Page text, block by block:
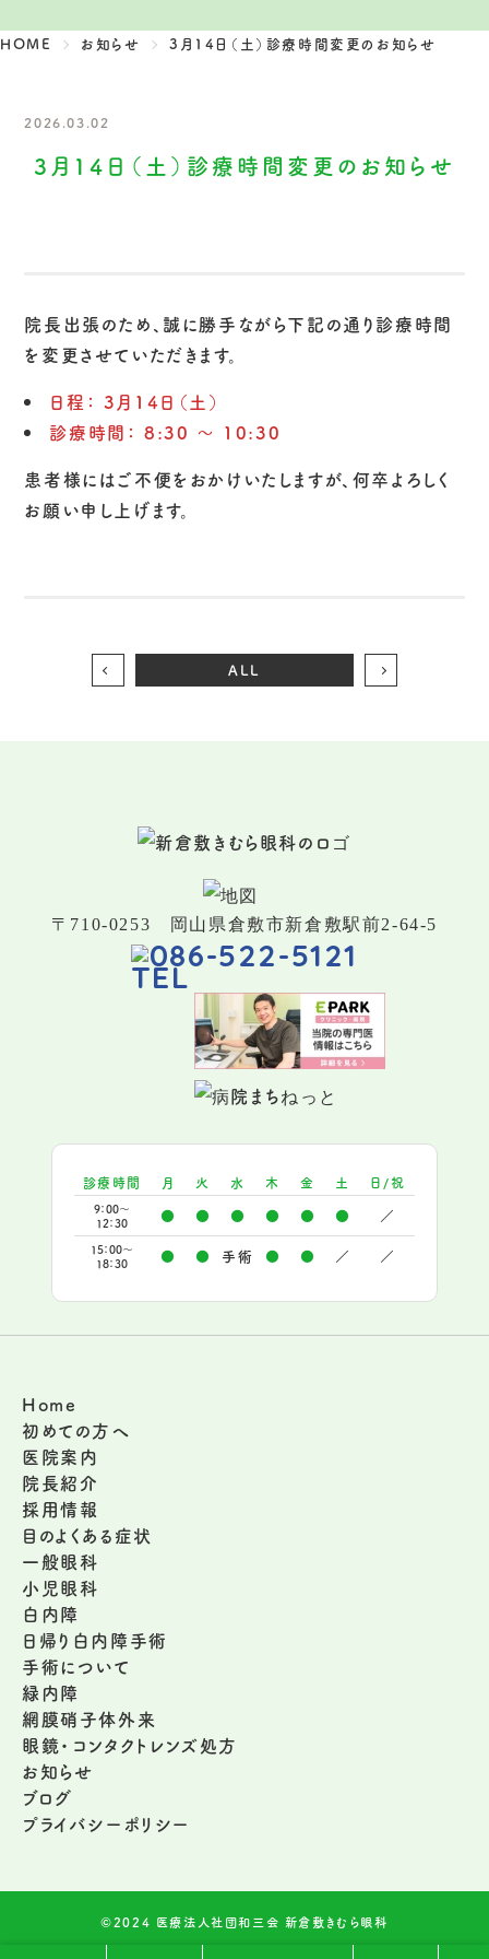
HOME お知らせ 3月14日（土）診療時間変更のお知らせ
2026.03.02
3月14日（土）診療時間変更のお知らせ
院長出張のため、誠に勝手ながら下記の通り診療時間
を変更させていただきます。
日程： 3月14日（土）
診療時間： 8:30 〜 10:30
患者様にはご不便をおかけいたしますが、何卒よろしく
お願い申し上げます。
ALL
〒710-0253 岡山県倉敷市新倉敷駅前2-64-5
086-522-5121
診療時間 月 火 水 木 金 土 日/祝
9：00～
12：30
● ● ● ● ● ● ／
15：00～
18：30
● ● 手術 ● ● ／ ／
Home
初めての方へ
医院案内
院長紹介
採用情報
目のよくある症状
一般眼科
小児眼科
白内障
日帰り白内障手術
手術について
緑内障
網膜硝子体外来
眼鏡・コンタクトレンズ処方
お知らせ
ブログ
プライバシーポリシー
©2024 医療法人社団和三会 新倉敷きむら眼科